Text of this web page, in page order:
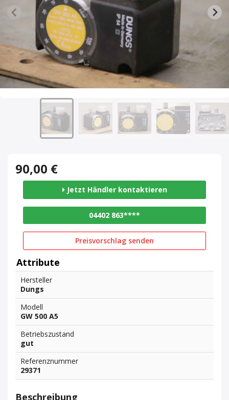
90,00 €
Jetzt Händler kontaktieren
04402 863****
Preisvorschlag senden
Attribute
Hersteller
Dungs
Modell
GW 500 A5
Betriebszustand
gut
Referenznummer
29371
Beschreibung